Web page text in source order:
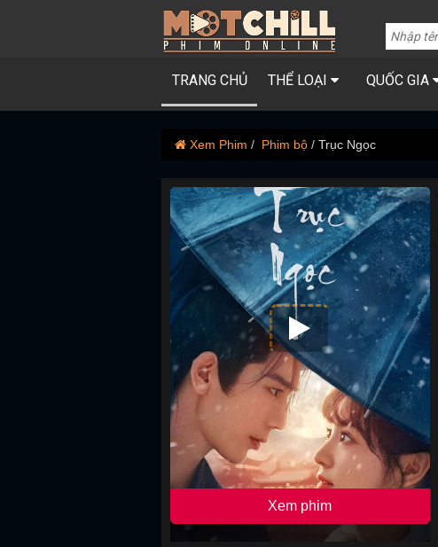
TRANG CHỦ THỂ LOẠI QUỐC GIA
Xem Phim Phim bộ Trục Ngọc
Xem phim